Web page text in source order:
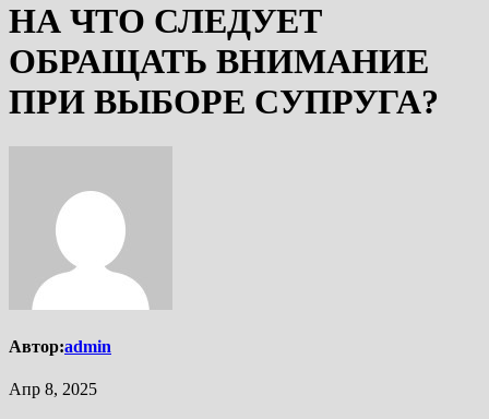
НА ЧТО СЛЕДУЕТ
ОБРАЩАТЬ ВНИМАНИЕ
ПРИ ВЫБОРЕ СУПРУГА?
Автор:admin
Апр 8, 2025